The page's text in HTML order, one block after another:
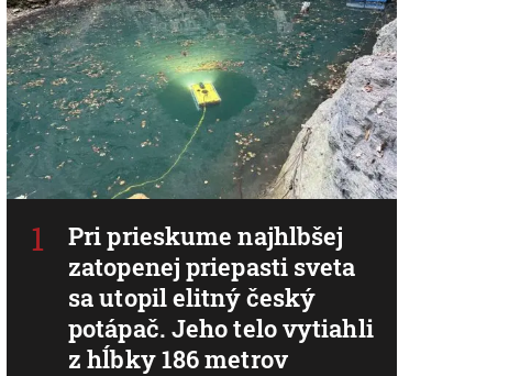
Pri prieskume najhlbšej
zatopenej priepasti sveta
sa utopil elitný český
potápač. Jeho telo vytiahli
z hĺbky 186 metrov